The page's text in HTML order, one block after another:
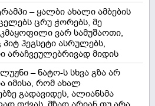
– ყალბი ახალი ამბების
ცრუ ჭორებს, მე
ვარ სამუშაოთი,
ჰეგსეტი ასრულებს,
არაჩვეულებრივად მიდის
– ნატო-ს სხვა გზა არ
იმისა, რომ ახალ
გადავიდეს, ალიანსმა